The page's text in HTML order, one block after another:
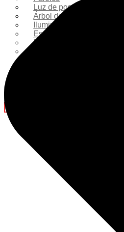
Luz de poste
Árbol de Navidad
Iluminación navideña
Escultura de fibra de vidrio
Decoración comercial